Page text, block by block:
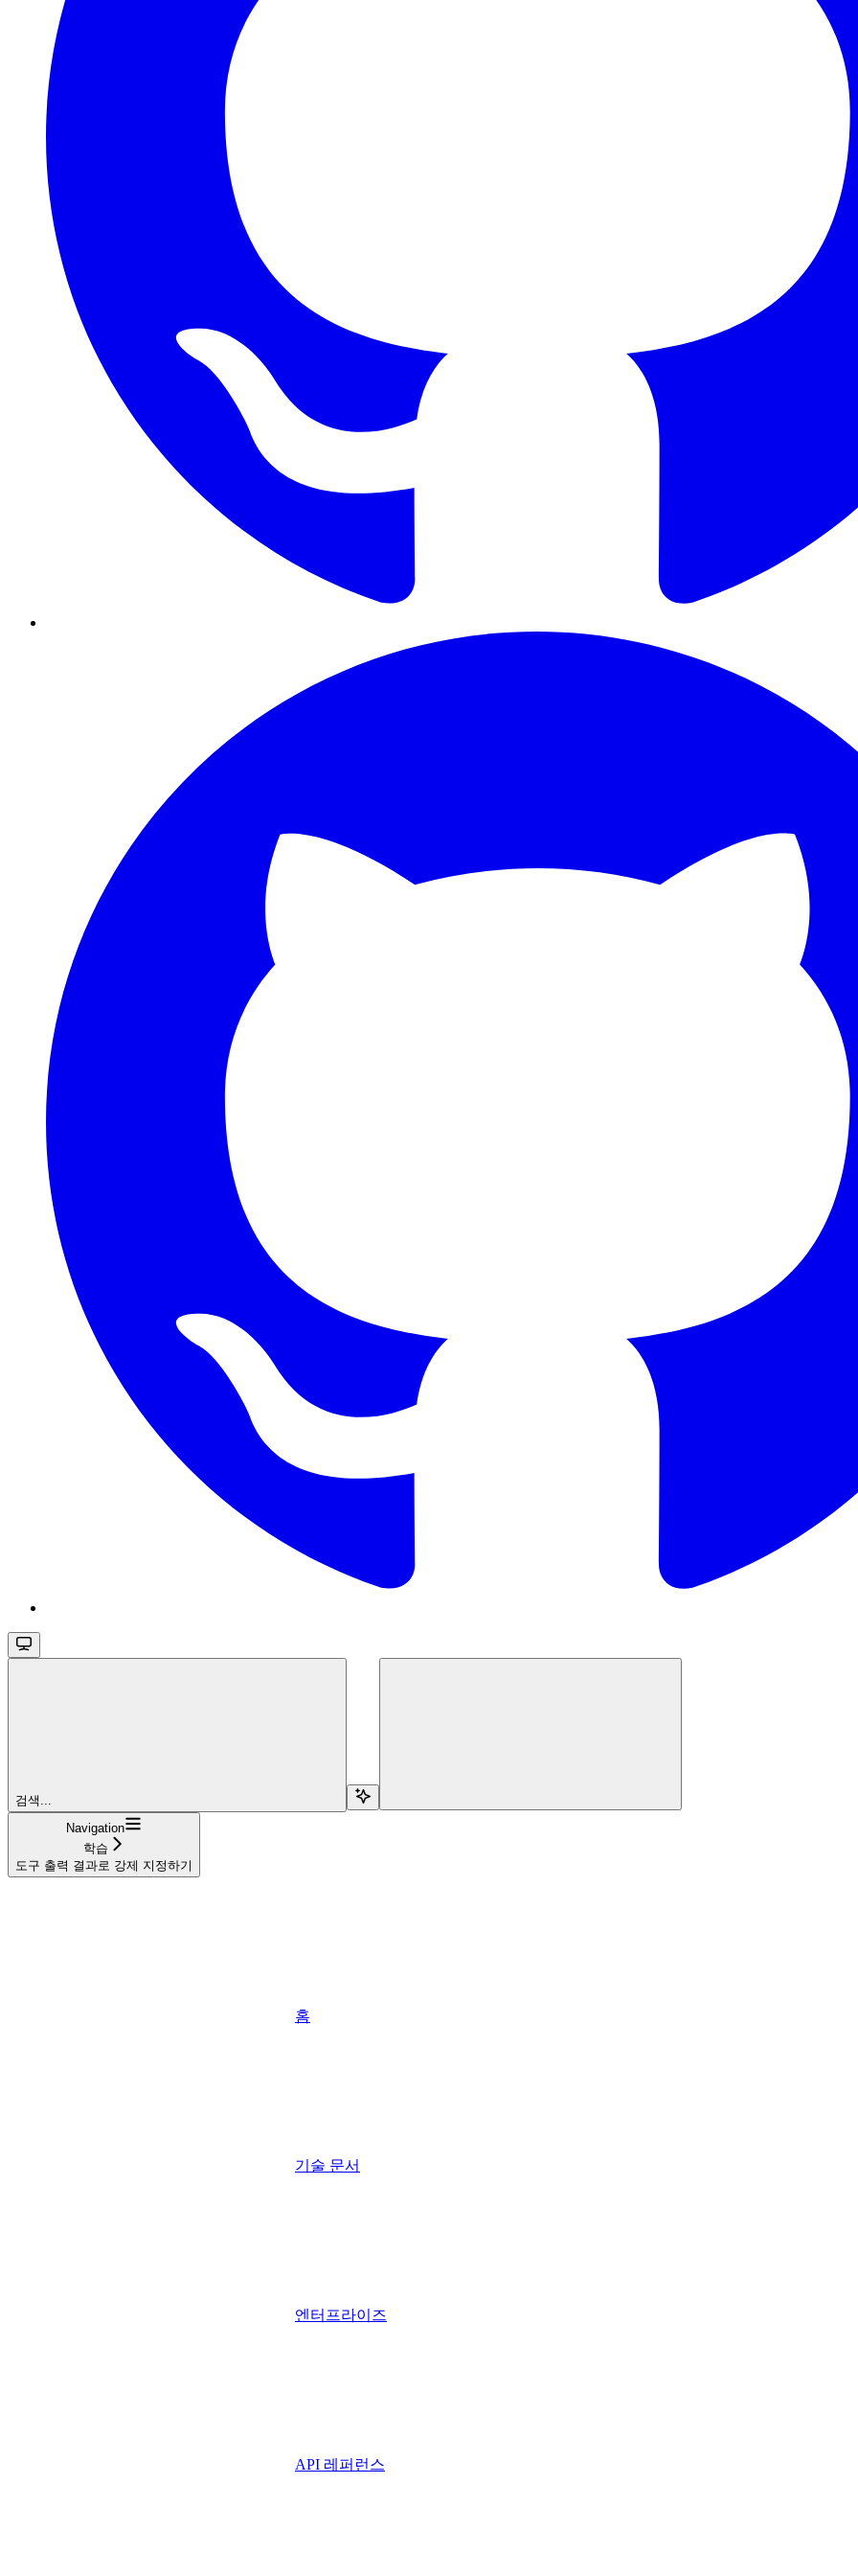
검색...
Navigation
학습
도구 출력 결과로 강제 지정하기
홈
기술 문서
엔터프라이즈
API 레퍼런스